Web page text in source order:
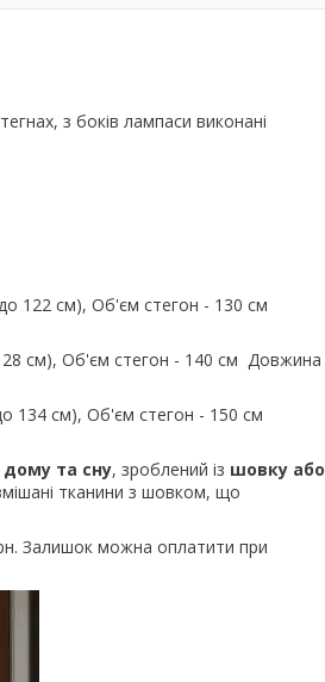
з боків лампаси виконані
122 см), Об'єм стегон - 130 см
см), Об'єм стегон - 140 см Довжина
134 см), Об'єм стегон - 150 см
та сну, зроблений із шовку або
тканини з шовком, що
Залишок можна оплатити при